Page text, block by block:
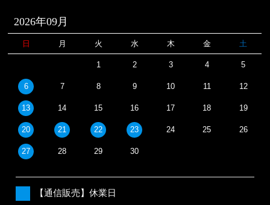
2026年09月
日 月 火 水 木 金 土
1 2 3 4 5
6 7 8 9 10 11 12
13 14 15 16 17 18 19
20 21 22 23 24 25 26
27 28 29 30
【通信販売】休業日